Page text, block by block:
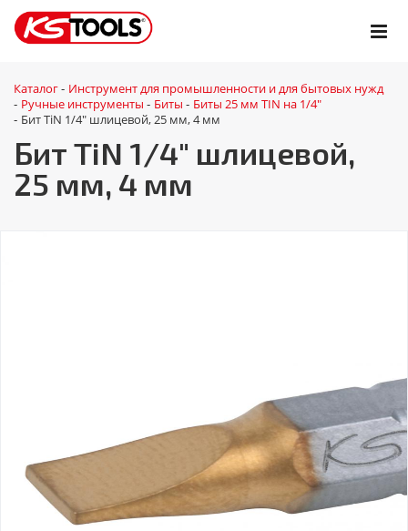
Каталог - Инструмент для промышленности и для бытовых нужд
- Ручные инструменты - Биты - Биты 25 мм TIN на 1/4"
- Бит TiN 1/4" шлицевой, 25 мм, 4 мм
Бит TiN 1/4" шлицевой,
25 мм, 4 мм